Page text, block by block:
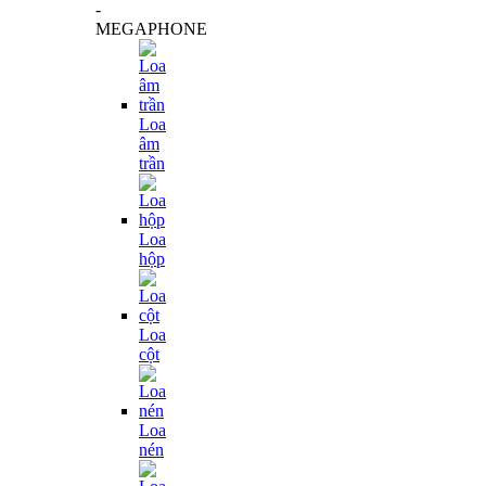
-
MEGAPHONE
Loa
âm
trần
Loa
hộp
Loa
cột
Loa
nén